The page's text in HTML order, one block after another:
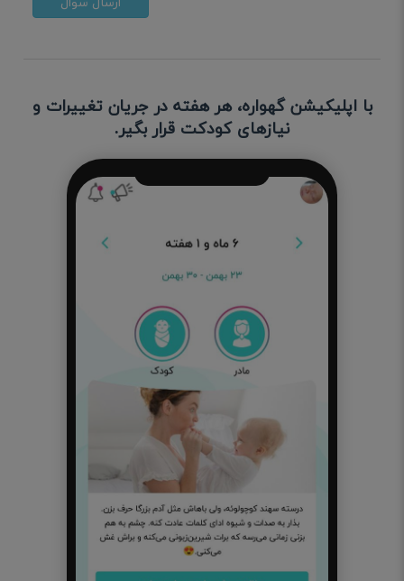
با اپلیکیشن گهواره، هر هفته در جریان تغییرات و
نیازهای کودکت قرار بگیر.